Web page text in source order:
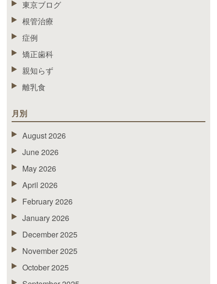
東京ブログ
根管治療
症例
矯正歯科
親知らず
離乳食
月別
August 2026
June 2026
May 2026
April 2026
February 2026
January 2026
December 2025
November 2025
October 2025